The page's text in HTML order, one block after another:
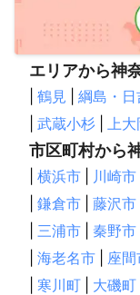
エリアから神
鶴見 綱島・日
武蔵小杉 上大
市区町村から
横浜市 川崎市
鎌倉市 藤沢市
三浦市 秦野市
海老名市 座間
寒川町 大磯町